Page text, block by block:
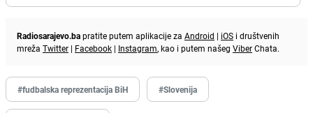
Radiosarajevo.bapratite putem aplikacije za Android | iOS i društvenih
mreža Twitter | Facebook | Instagram, kao i putem našeg ViberChata.
#fudbalska reprezentacija BiH #Slovenija